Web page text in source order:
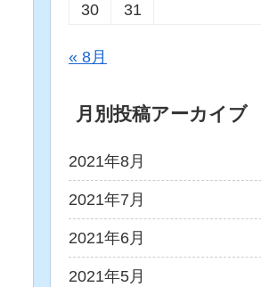
30
31
« 8月
月別投稿アーカイブ
2021年8月
2021年7月
2021年6月
2021年5月